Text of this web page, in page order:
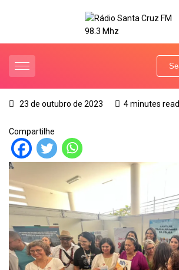
23 de outubro de 2023 4 minutes read
Compartilhe